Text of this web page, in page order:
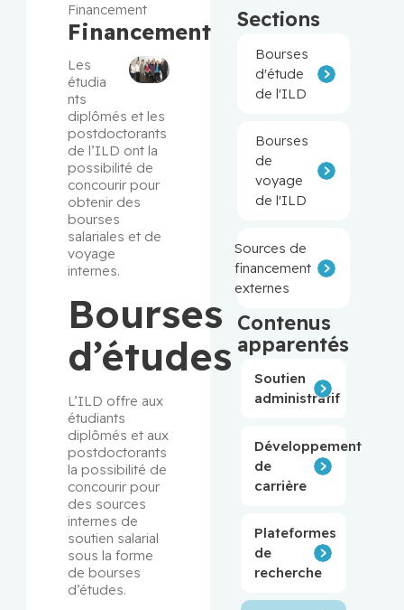
Financement
Financement
Les
étudia
nts
diplômés et les
postdoctorants
de l’ILD ont la
possibilité de
concourir pour
obtenir des
bourses
salariales et de
voyage
internes.
Bourses
d’études
L’ILD offre aux
étudiants
diplômés et aux
postdoctorants
la possibilité de
concourir pour
des sources
internes de
soutien salarial
sous la forme
de bourses
d’études.
Sections
Bourses
d'étude
de l'ILD
Bourses
de
voyage
de l'ILD
Sources de
financement
externes
Contenus
apparentés
Soutien
administratif
Développement
de
carrière
Plateformes
de
recherche